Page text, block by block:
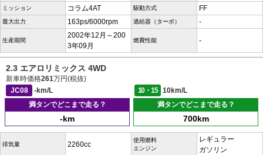
ミッション コラム4AT 駆動方式 FF
最大出力 163ps/6000rpm 過給器（ターボ） -
生産期間
2002年12月～200
3年09月
燃費性能 -
2.3 エアロリミックス 4WD
新車時価格261万円(税抜)
JC08
-km/L 10・15
10km/L
満タンでどこまで走る？
-km
満タンでどこまで走る？
700km
排気量 2260cc
使用燃料
エンジン
レギュラー
ガソリン